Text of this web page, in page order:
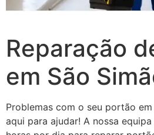
Reparação
em São
Problemas com o seu portão
aqui para ajudar! A nossa